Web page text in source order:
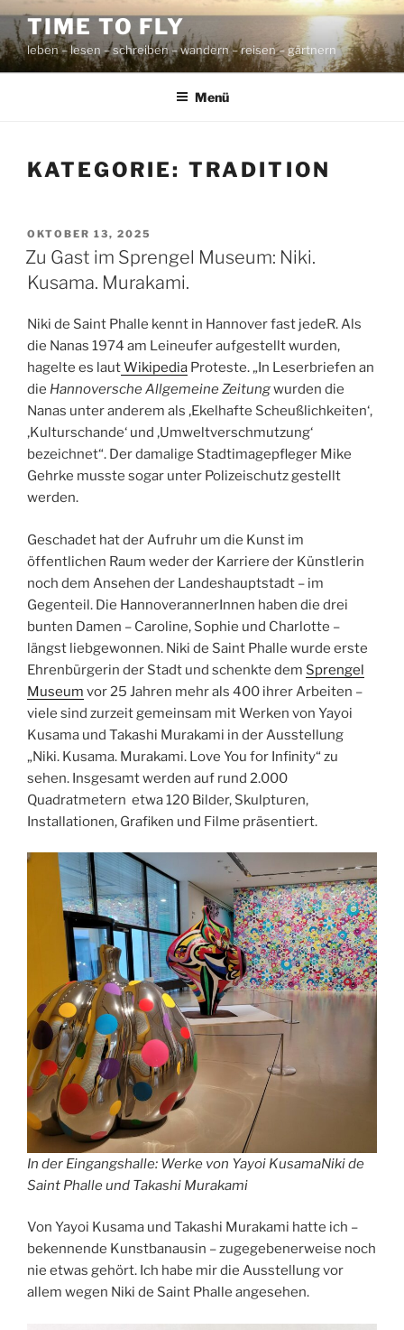
Zum
Inhalt
springen
TIME TO FLY
leben – lesen – schreiben – wandern – reisen – gärtnern
Menü
KATEGORIE: TRADITION
VERÖFFENTLICHT
AM
OKTOBER 13, 2025
Zu Gast im Sprengel Museum: Niki.
Kusama. Murakami.
Niki de Saint Phalle kennt in Hannover fast jedeR. Als
die Nanas 1974 am Leineufer aufgestellt wurden,
hagelte es lautWikipedia Proteste. „In Leserbriefen an
die Hannoversche Allgemeine Zeitungwurden die
Nanas unter anderem als ‚Ekelhafte Scheußlichkeiten‘,
‚Kulturschande‘ und ‚Umweltverschmutzung‘
bezeichnet“. Der damalige Stadtimagepfleger Mike
Gehrke musste sogar unter Polizeischutz gestellt
werden.
Geschadet hat der Aufruhr um die Kunst im
öffentlichen Raum weder der Karriere der Künstlerin
noch dem Ansehen der Landeshauptstadt – im
Gegenteil. Die HannoverannerInnen haben die drei
bunten Damen – Caroline, Sophie und Charlotte –
längst liebgewonnen. Niki de Saint Phalle wurde erste
Ehrenbürgerin der Stadt und schenkte dem Sprengel
Museum vor 25 Jahren mehr als 400 ihrer Arbeiten –
viele sind zurzeit gemeinsam mit Werken von Yayoi
Kusama und Takashi Murakami in der Ausstellung
„Niki. Kusama. Murakami. Love You for Infinity“ zu
sehen. Insgesamt werden auf rund 2.000
Quadratmetern etwa 120 Bilder, Skulpturen,
Installationen, Grafiken und Filme präsentiert.
In der Eingangshalle: Werke von Yayoi KusamaNiki de
Saint Phalle und Takashi Murakami
Von Yayoi Kusama und Takashi Murakami hatte ich –
bekennende Kunstbanausin – zugegebenerweise noch
nie etwas gehört. Ich habe mir die Ausstellung vor
allem wegen Niki de Saint Phalle angesehen.